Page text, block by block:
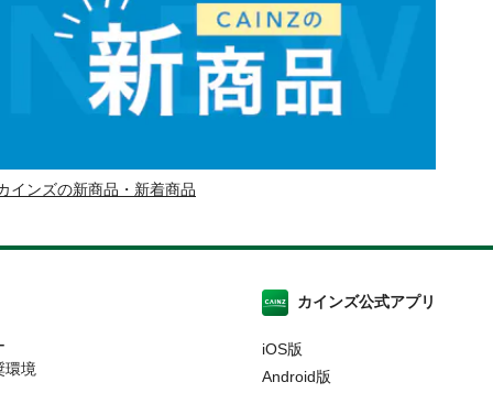
インズの新商品・新着商品
環境
カインズ公式アプリ
iOS版
Android版